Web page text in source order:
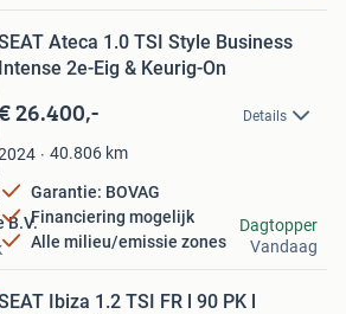
Ateca 1.0 TSI Style Business
Intense 2e-Eig & Keurig-On
26.400,- Details
40.806 km
Garantie: BOVAG
Financiering mogelijk
Alle milieu/emissie zones
B.V.
Dagtopper
Vandaag
Ibiza 1.2 TSI FR l 90 PK l